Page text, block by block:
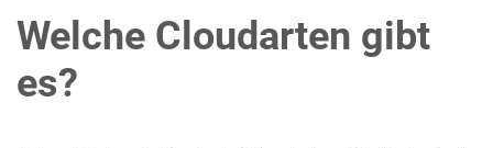
Welche Cloudarten gibt
es?